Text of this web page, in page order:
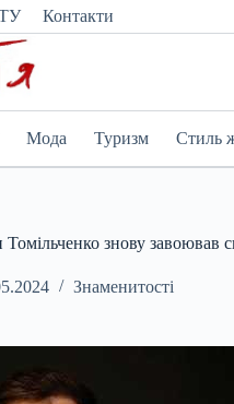
Контакти
Мода Туризм Стиль
знову завоював
Знаменитості